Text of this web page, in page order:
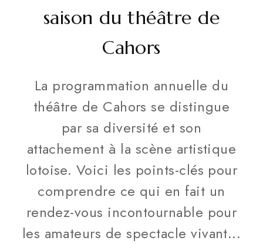
saison du théâtre de
Cahors
La programmation annuelle du
théâtre de Cahors se distingue
par sa diversité et son
attachement à la scène artistique
lotoise. Voici les points-clés pour
comprendre ce qui en fait un
rendez-vous incontournable pour
les amateurs de spectacle vivant...